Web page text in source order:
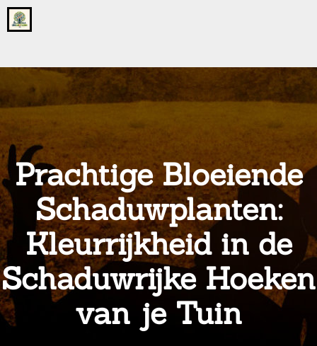
Go
to
page
onsgrotegezin.nl
Prachtige Bloeiende
Schaduwplanten:
Kleurrijkheid in de
Schaduwrijke Hoeken
van je Tuin